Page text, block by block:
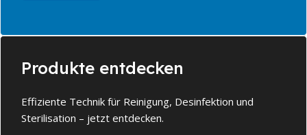
Produkte entdecken
Effiziente Technik für Reinigung, Desinfektion und
Sterilisation – jetzt entdecken.